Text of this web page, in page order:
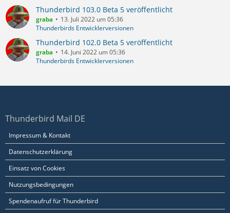
Thunderbird 103.0 Beta 5 veröffentlicht
graba
13. Juli 2022 um 05:36
Thunderbirds Entwicklerversionen
Thunderbird 102.0 Beta 5 veröffentlicht
graba
14. Juni 2022 um 05:36
Thunderbirds Entwicklerversionen
Thunderbird Mail DE
Impressum & Kontakt
Datenschutzerklärung
Einsatz von Cookies
Nutzungsbedingungen
Spendenaufruf für Thunderbird